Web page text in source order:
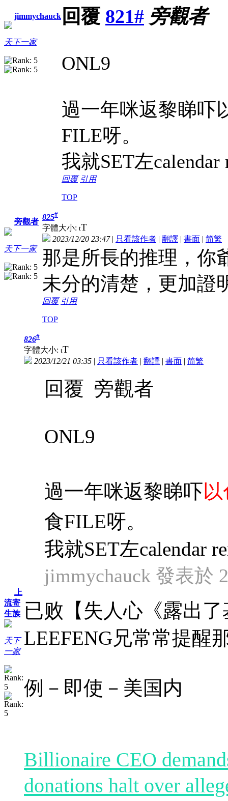
jimmychauck
天下一家
回覆 821# 旁觀者
ONL9
過一年咪返黎睇吓
FILE呀。
我就SET左calendar
回覆 引用
TOP
旁觀者
天下一家
825#
字體大小: tT
2023/12/20 23:47| 只看該作者 | 翻譯 | 書面 | 简繁
那是所長的推理，你
未分的清楚，更加證
回覆 引用
TOP
上
流寄
生族
天下
一家
826#
字體大小: tT
2023/12/21 03:35 | 只看該作者 | 翻譯 | 書面 | 简繁
回覆 旁觀者
ONL9
過一年咪返黎睇吓
食FILE呀。
我就SET左calendar
jimmychauck 發表於
已败【失人心《露出
LEEFENG兄常常提醒
例－即使－美国内
Billionaire CEO
donations halt over